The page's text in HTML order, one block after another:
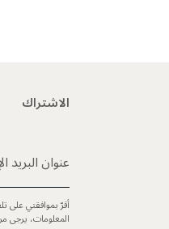
الاشتراك
عنوان البريد
أقرّ بموافقتي على
المعلومات، يرجى